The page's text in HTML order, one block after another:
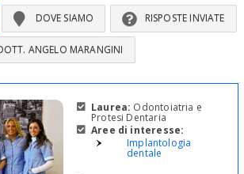
DOVE SIAMO RISPOSTE INVIATE
ANGELO MARANGINI
Laurea: Odontoiatria e
Protesi Dentaria
Aree di interesse:
Implantologia
dentale